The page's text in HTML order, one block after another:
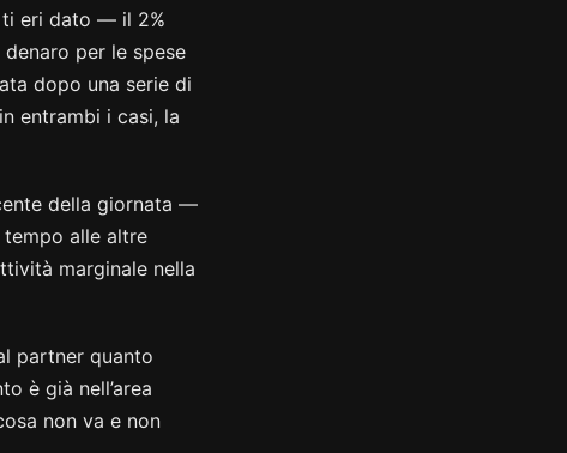
ti eri dato — il 2%
per le spese
dopo una serie di
entrambi i casi, la
della giornata —
alle altre
marginale nella
partner quanto
è già nell’area
non va e non